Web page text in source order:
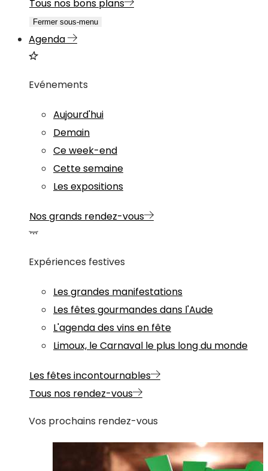
Tous nos bons plans
Fermer sous-menu
Agenda
Evénements
Aujourd'hui
Demain
Ce week-end
Cette semaine
Les expositions
Nos grands rendez-vous
Expériences festives
Les grandes manifestations
Les fêtes gourmandes dans l'Aude
L'agenda des vins en fête
Limoux, le Carnaval le plus long du monde
Les fêtes incontournables
Tous nos rendez-vous
Vos prochains rendez-vous